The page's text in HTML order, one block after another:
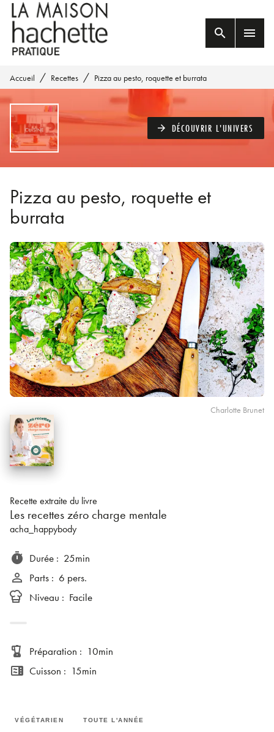
MENU RECHERCHE
PIED DE PAGE
search menu
Accueil / Recettes / Pizza au pesto, roquette et burrata
arrow_forward DÉCOUVRIR L'UNIVERS
Pizza au pesto, roquette et
burrata
Charlotte Brunet
Recette extraite du livre
Les recettes zéro charge mentale
acha_happybody
timer Durée : 25min
person_outline Parts : 6 pers.
Niveau : Facile
blender Préparation : 10min
microwave Cuisson : 15min
VÉGÉTARIEN TOUTE L'ANNÉE